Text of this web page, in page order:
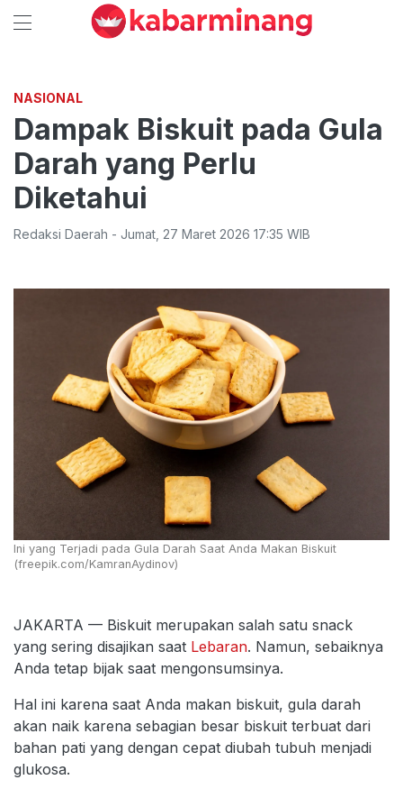
NASIONAL
Dampak Biskuit pada Gula
Darah yang Perlu
Diketahui
Redaksi Daerah - Jumat 27 Maret 2026 17:35 WIB
Ini yang Terjadi pada Gula Darah Saat Anda Makan Biskuit
(freepik.com/KamranAydinov)
JAKARTA — Biskuit merupakan salah satu snack
yang sering disajikan saat Lebaran. Namun, sebaiknya
Anda tetap bijak saat mengonsumsinya.
Hal ini karena saat Anda makan biskuit, gula darah
akan naik karena sebagian besar biskuit terbuat dari
bahan pati yang dengan cepat diubah tubuh menjadi
glukosa.